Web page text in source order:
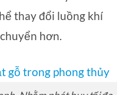
thay đổi luồng khí
hơn.